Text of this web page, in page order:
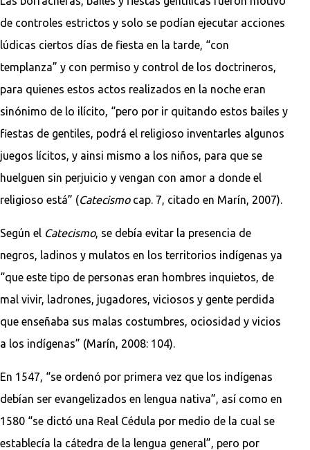
de controles estrictos y solo se podían ejecutar acciones
lúdicas ciertos días de fiesta en la tarde, “con
templanza” y con permiso y control de los doctrineros,
para quienes estos actos realizados en la noche eran
sinónimo de lo ilícito, “pero por ir quitando estos bailes y
fiestas de gentiles, podrá el religioso inventarles algunos
juegos lícitos, y ainsi mismo a los niños, para que se
huelguen sin perjuicio y vengan con amor a donde el
religioso está” (Catecismo cap. 7, citado en Marín, 2007).
Según el Catecismo, se debía evitar la presencia de
negros, ladinos y mulatos en los territorios indígenas ya
“que este tipo de personas eran hombres inquietos, de
mal vivir, ladrones, jugadores, viciosos y gente perdida
que enseñaba sus malas costumbres, ociosidad y vicios
a los indígenas” (Marín, 2008: 104).
En 1547, “se ordenó por primera vez que los indígenas
debían ser evangelizados en lengua nativa”, así como en
1580 “se dictó una Real Cédula por medio de la cual se
establecía la cátedra de la lengua general”, pero por